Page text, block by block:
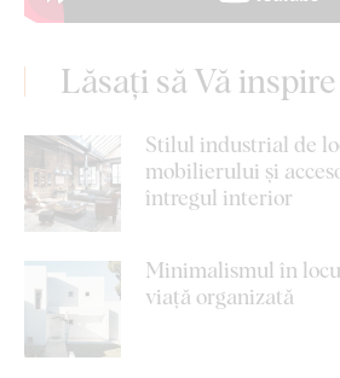
Lăsați să Vă inspire
Stilul industrial de
mobilierului și
întregul interior
Minimalismul în
viață organizată